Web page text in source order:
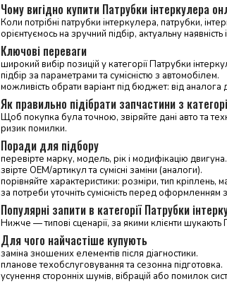
Чому вигідно купити Патрубки інтеркулера
Коли потрібні патрубки інтеркулера, патрубки,
орієнтуємось на зручний підбір, актуальну
Ключові переваги
широкий вибір позицій у категорії Патрубки
підбір за параметрами та сумісністю з автомобілем.
можливість обрати варіант під бюджет: від аналога
Як правильно підібрати запчастини з
Щоб покупка була точною, звіряйте дані авто та
ризик помилки.
Поради для підбору
перевірте марку, модель, рік і модифікацію двигуна.
звірте OEM/артикул та сумісні заміни (аналоги).
порівняйте характеристики: розміри, тип кріплень,
за потреби уточніть сумісність перед оформленням
Популярні запити в категорії Патрубки
Нижче — типові сценарії, за якими клієнти
Для чого найчастіше купують
заміна зношених елементів після діагностики.
планове техобслуговування та сезонна підготовка.
усунення сторонніх шумів, вібрацій або помилок